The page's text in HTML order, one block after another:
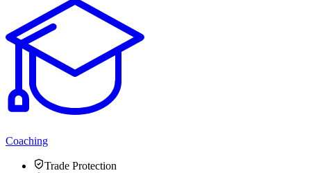
Coaching
Trade Protection